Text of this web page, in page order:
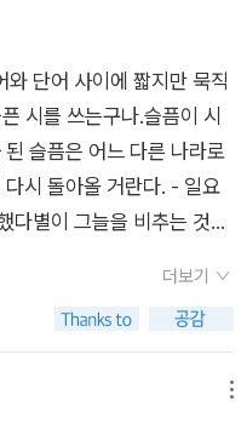
맹꽁이가 커다랗게 울고
날아갔다아이들이 텅 빈 미
를 보낸나 없는 세계에서
의 어둠 속에 묻었다두런
났고이 세계로는 두 번 다
숨 소리가 번져나갔고나
그 밤의 공원도 잊었다나를
한 번의 아침마다한 번의
게아름다운 이름을 주세요
슬픔입니다당신의 이마
단어 사이에 짧지만 묵직
시를 쓰는구나.슬픔이 시
슬픔은 어느 다른 나라로
시 돌아올 거란다. - 일요
다별이 그늘을 비추는 것처
적으로 살고 싶어 중내가
이 밤이 아닐 것을 바랄 수
더보기